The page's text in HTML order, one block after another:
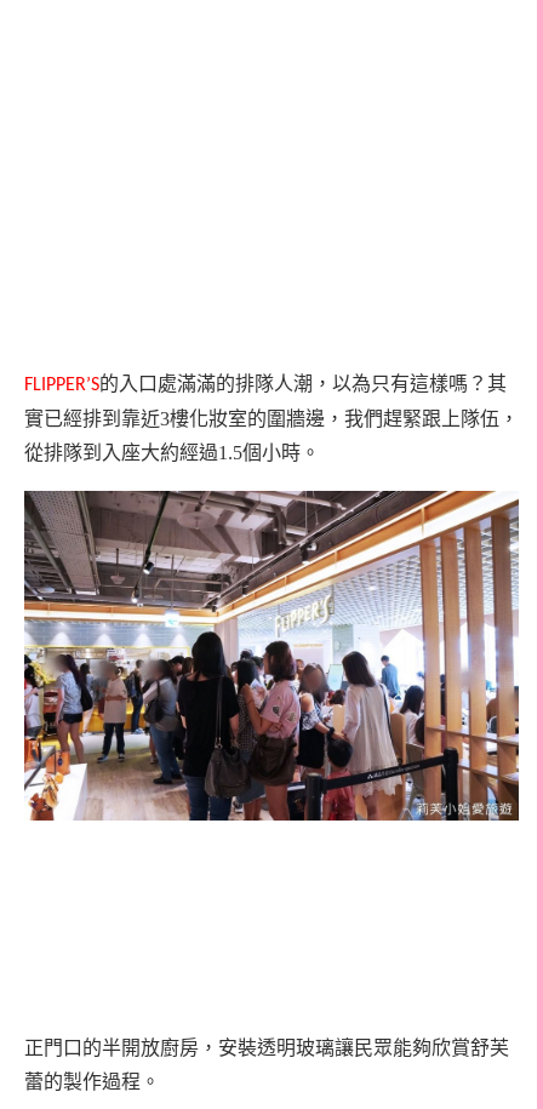
FLIPPER’S的入口處滿滿的排隊人潮，以為只有這樣嗎？其
實已經排到靠近3樓化妝室的圍牆邊，我們趕緊跟上隊伍，
從排隊到入座大約經過1.5個小時。
正門口的半開放廚房，安裝透明玻璃讓民眾能夠欣賞舒芙
蕾的製作過程。